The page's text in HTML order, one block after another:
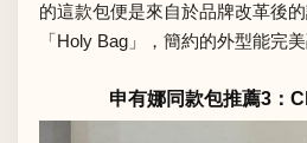
的這款包便是來自於品牌改革後
「Holy Bag」，簡約的外型能完
申有娜同款包推薦3：